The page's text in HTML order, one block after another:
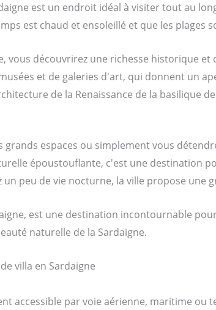
est un endroit idéal à visiter tout au
est chaud et ensoleillé et que les plages
vous découvrirez une richesse historique
et de galeries d'art, qui donnent un
de la Renaissance de la basilique
espaces ou simplement vous
époustouflante, c'est une destination
un peu de vie nocturne, la ville propose une
est une destination incontournable
naturelle de la Sardaigne.
accessible par voie aérienne, maritime